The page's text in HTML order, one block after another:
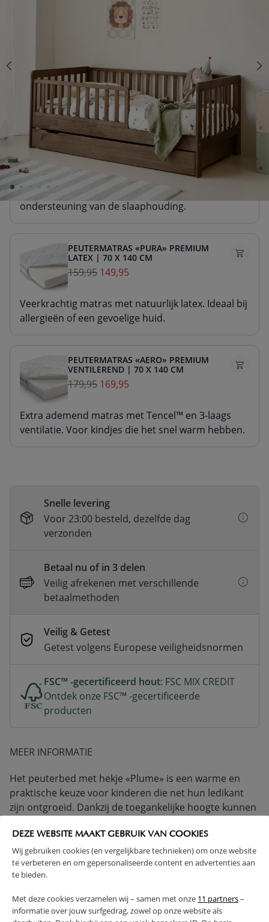
DEZE WEBSITE MAAKT GEBRUIK VAN COOKIES
Wij gebruiken cookies (en vergelijkbare technieken) om onze website
te verbeteren en om gepersonaliseerde content en advertenties aan
te bieden.
Met deze cookies verzamelen wij – samen met onze 11 partners–
informatie over jouw surfgedrag, zowel op onze website als
KLIK EN BESTEL
Op voorraad
Kies een matras met 10 € korting
PEUTERMATRAS «NOVA» PREMIUM
SCHUIM | 70 X 140 CM
99,9589,95
Stevig matras van duurzaam schuim. Voor goede
ondersteuning van de slaaphouding.
PEUTERMATRAS «PURA» PREMIUM
LATEX | 70 X 140 CM
159,95 149,95
Veerkrachtig matras met natuurlijk latex. Ideaal bij
allergieën of een gevoelige huid.
PEUTERMATRAS «AERO» PREMIUM
VENTILEREND | 70 X 140 CM
179,95 169,95
Extra ademend matras met Tencel™ en 3-laags
ventilatie. Voor kindjes die het snel warm hebben.
Snelle levering
Voor 23:00 besteld, dezelfde dag
verzonden
Betaal nu of in 3 delen
Veilig afrekenen met verschillende
betaalmethoden
Veilig & Getest
Getest volgens Europese veiligheidsnormen
FSC™ -gecertificeerd hout: FSC MIX CREDIT
Ontdek onze FSC™ -gecertificeerde
producten
MEER INFORMATIE
Het peuterbed met hekje «Plume» is een warme en
praktische keuze voor kinderen die net hun ledikant
zijn ontgroeid. Dankzij de toegankelijke hoogte kunnen
zelfstandigheid stimuleert. Het bed wordt geleverd met
een flexibel en verwijderbaar zijhekje Het biedt een
vertrouwde slaapplek waar je kindje zich veilig voelt. De
kleur cocoa, een diepe donkerbruine walnoottint, geeft
dit houten peuterbed een elegante uitstraling die mooi
past bij andere kleuren en stijlen in de peuterkamer.